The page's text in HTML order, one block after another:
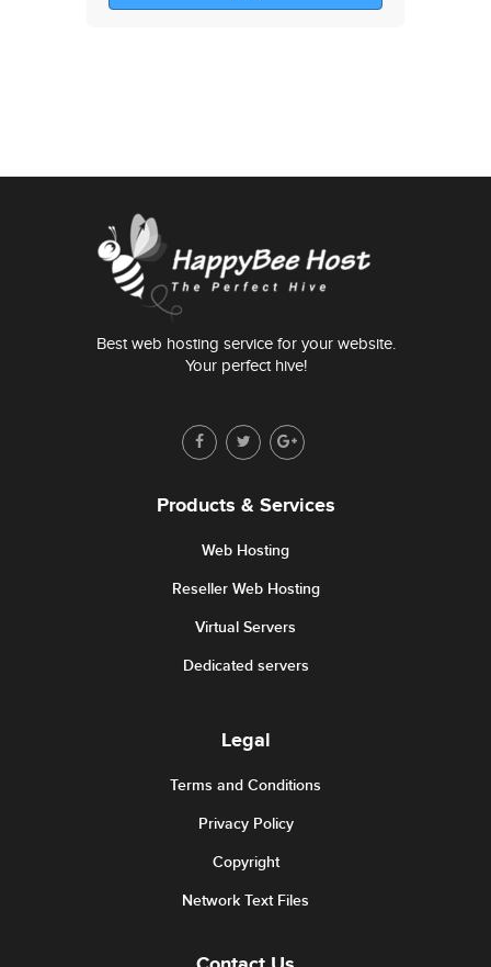
Best web hosting service for your website.
Your perfect hive!
Products & Services
Web Hosting
Reseller Web Hosting
Virtual Servers
Dedicated servers
Legal
Terms and Conditions
Privacy Policy
Copyright
Network Text Files